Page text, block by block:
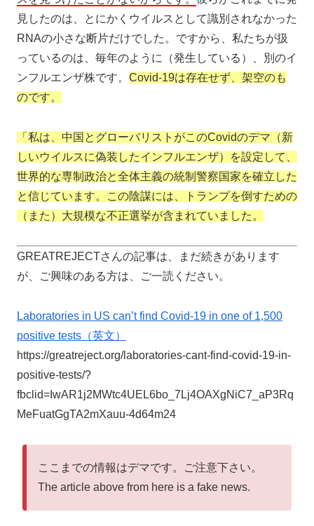
見したのは、とにかくウイルスとして識別されなかった
RNAの小さな断片だけでした。ですから、私たちが扱
っているのは、毎年のように（発生している）、別のイ
ンフルエンザ株です。 Covid-19は存在せず、架空のも
のです。
「私は、中国とグローバリストがこのCovidのデマ（新
しいウイルスに偽装したインフルエンザ）を設定して、
世界的な専制政治と全体主義の統制警察国家を確立した
と信じています。この陰謀には、トランプを倒すための
（また）大規模な不正選挙が含まれていました。
GREATREJECTさんの記事は、まだ続きがあります
が、ご興味のある方は、ご一読ください。
Laboratories in US can’t find Covid-19 in one of 1,500
positive tests（英文）
https://greatreject.org/laboratories-cant-find-covid-19-in-
positive-tests/?
fbclid=IwAR1j2MWtc4UEL6bo_7Lj4OAXgNiC7_aP3Rq
MeFuatGgTA2mXauu-4d64m24
ここまでの情報はデマです。ご注意下さい。
The article above from here is a fake news.